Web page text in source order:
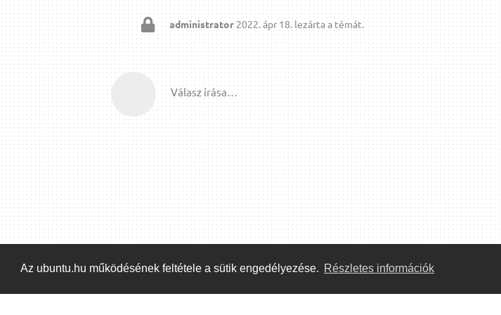
Az ubuntu.hu működésének feltétele a sütik engedélyezése. Részletes információk
administrator 2022. ápr 18.lezárta a témát.
Válasz írása…